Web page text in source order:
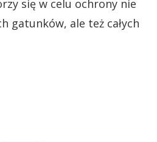
się w celu ochrony nie
gatunków, ale też całych